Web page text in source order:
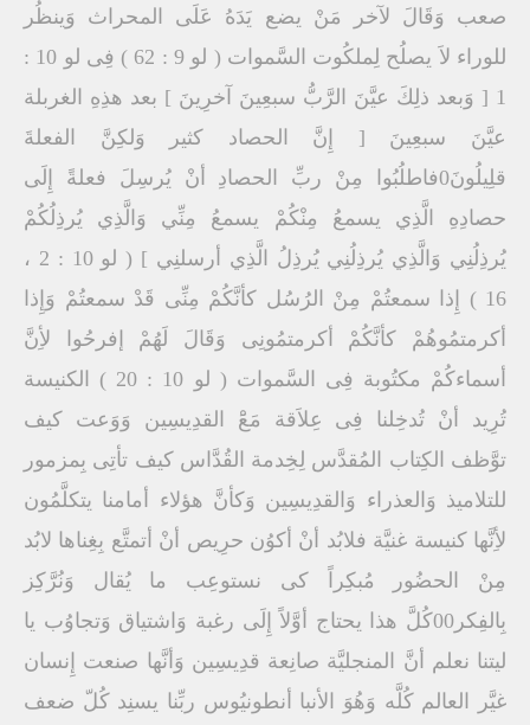
صعب وَقَالَ لآخر مَنْ يضع يَدَهُ عَلَى المحراث وَينظُر
للوراء لاَ يصلُح لِملكُوت السَّموات ( لو 9 : 62 ) فِى لو 10 :
1 [ وَبعد ذلِكَ عيَّنَ الرَّبُّ سبعِينَ آخرِينَ ] بعد هذِهِ الغربلة
عيَّنَ سبعِينَ [ إِنَّ الحصاد كثير وَلكِنَّ الفعلةَ
قلِيلُونَ0فاطلُبُوا مِنْ ربِّ الحصادِ أنْ يُرسِلَ فعلةً إِلَى
حصادِهِ الَّذِي يسمعُ مِنْكُمْ يسمعُ مِنِّي وَالَّذِي يُرذِلُكُمْ
يُرذِلُنِي وَالَّذِي يُرذِلُنِي يُرذِلُ الَّذِي أرسلنِي ] ( لو 10 : 2 ،
16 ) إِذا سمعتُمْ مِنْ الرُسُل كأنَّكُمْ مِنِّى قَدْ سمعتُمْ وَإِذا
أكرمتمُوهُمْ كأنَّكُمْ أكرمتمُونِى وَقَالَ لَهُمْ إفرحُوا لأِنَّ
أسماءكُمْ مكتُوبة فِى السَّموات ( لو 10 : 20 ) الكنيسة
تُرِيد أنْ تُدخِلنا فِى عِلاَقة مَعَْ القدِيسِين وَوَعت كيف
توَّظف الكِتاب المُقدَّس لِخِدمة القُدَّاس كيف تأتِى بِمزمور
للتلاميذ وَالعذراء وَالقدِيسِين وَكأنَّ هؤلاء أمامنا يتكلَّمُون
لأِنَّها كنيسة غنيَّة فلابُد أنْ أكوُن حرِيص أنْ أتمتَّع بِغِناها لابُد
مِنْ الحضُور مُبكِراً كى نستوعِب ما يُقال وَنُرَّكِز
بِالفِكر00كُلَّ هذا يحتاج أوَّلاً إِلَى رغبة وَاشتياق وَتجاوُب يا
ليتنا نعلم أنَّ المنجليَّة صانِعة قدِيسِين وَأنَّها صنعت إِنسان
غيَّر العالم كُلَّه وَهُوَ الأنبا أنطونيُوس ربِّنا يسنِد كُلّ ضعف